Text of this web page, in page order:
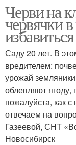
Черви на
червячки
Саду 20 лет. В
вредителем:
урожай
облепляют ягоду,
пожалуйста, как
отвечаем на
Газеевой, СНТ
Новосибирск